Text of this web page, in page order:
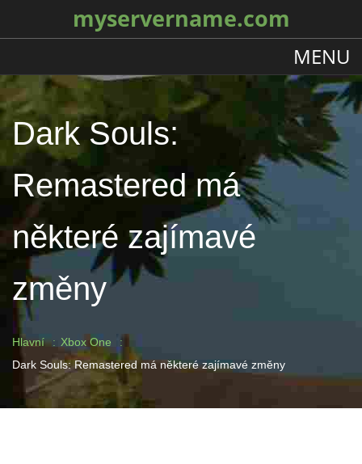
myservername.com
MENU
Dark Souls:
Remastered má
některé zajímavé
změny
Hlavní
Xbox One
Dark Souls: Remastered má některé zajímavé změny